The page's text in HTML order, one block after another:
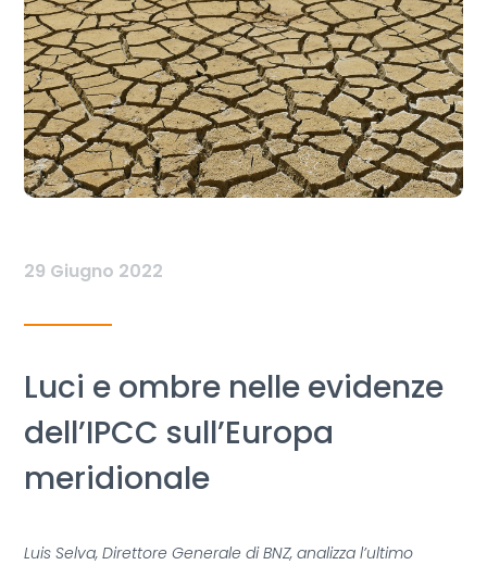
29 Giugno 2022
Luci e ombre nelle evidenze
dell’IPCC sull’Europa
meridionale
Luis Selva, Direttore Generale di BNZ, analizza l’ultimo